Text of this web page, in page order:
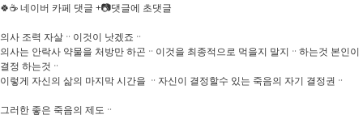
🍀☕ 네이버 카페 댓글 +📷댓글에 초댓글
의사 조력 자살ᆢ이것이 낫겠죠ᆢ
의사는 안락사 약물을 처방만 하곤ᆢ이것을 최종적으로 먹을지 말지ᆢ하는것 본인이
결정 하는것ᆢ
이렇게 자신의 삶의 마지막 시간을 ᆢ자신이 결정할수 있는 죽음의 자기 결정권ᆢ
그러한 좋은 죽음의 제도ᆢ